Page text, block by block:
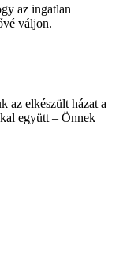
az ingatlan
váljon.
az elkészült házat a
együtt – Önnek